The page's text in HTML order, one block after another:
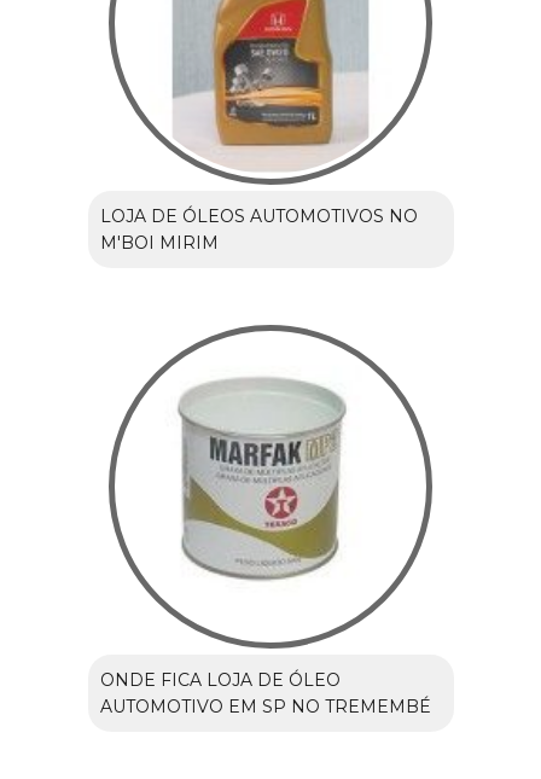
LOJA DE ÓLEOS AUTOMOTIVOS NO
M'BOI MIRIM
ONDE FICA LOJA DE ÓLEO
AUTOMOTIVO EM SP NO TREMEMBÉ